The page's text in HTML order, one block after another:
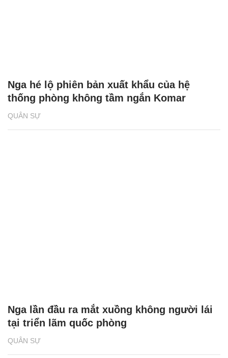
QUÂN SỰ
Nga hé lộ phiên bản xuất khẩu của hệ
thống phòng không tầm ngắn Komar
QUÂN SỰ
Nga lần đầu ra mắt xuồng không người lái
tại triển lãm quốc phòng